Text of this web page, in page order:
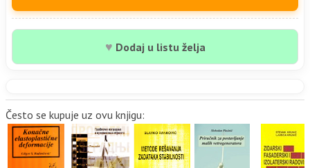
♥ Dodaj u listu želja
Često se kupuje uz ovu knjigu: